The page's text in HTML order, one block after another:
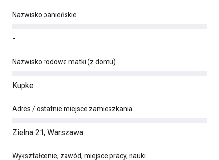
Nazwisko panieńskie
-
Nazwisko rodowe matki (z domu)
Kupke
Adres / ostatnie miejsce zamieszkania
Zielna 21, Warszawa
Wykształcenie, zawód, miejsce pracy, nauki